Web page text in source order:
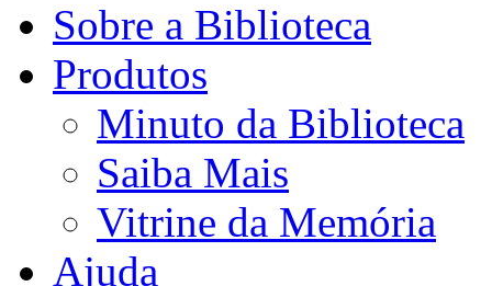
Sobre a Biblioteca
Produtos
Minuto da Biblioteca
Saiba Mais
Vitrine da Memória
Ajuda